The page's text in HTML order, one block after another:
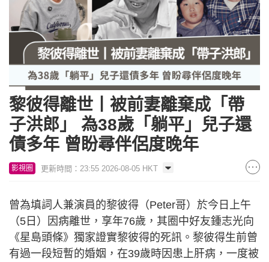
黎彼得離世丨被前妻離棄成「帶
子洪郎」 為38歲「躺平」兒子還
債多年 曾盼尋伴侶度晚年
影視圈 更新時間：23:55 2026-08-05 HKT
曾為填詞人兼演員的黎彼得（Peter哥）於今日上午
（5日）因病離世，享年76歲，其圈中好友鍾志光向
《星島頭條》獨家證實黎彼得的死訊。黎彼得生前曾
有過一段短暫的婚姻，在39歲時因患上肝病，一度被